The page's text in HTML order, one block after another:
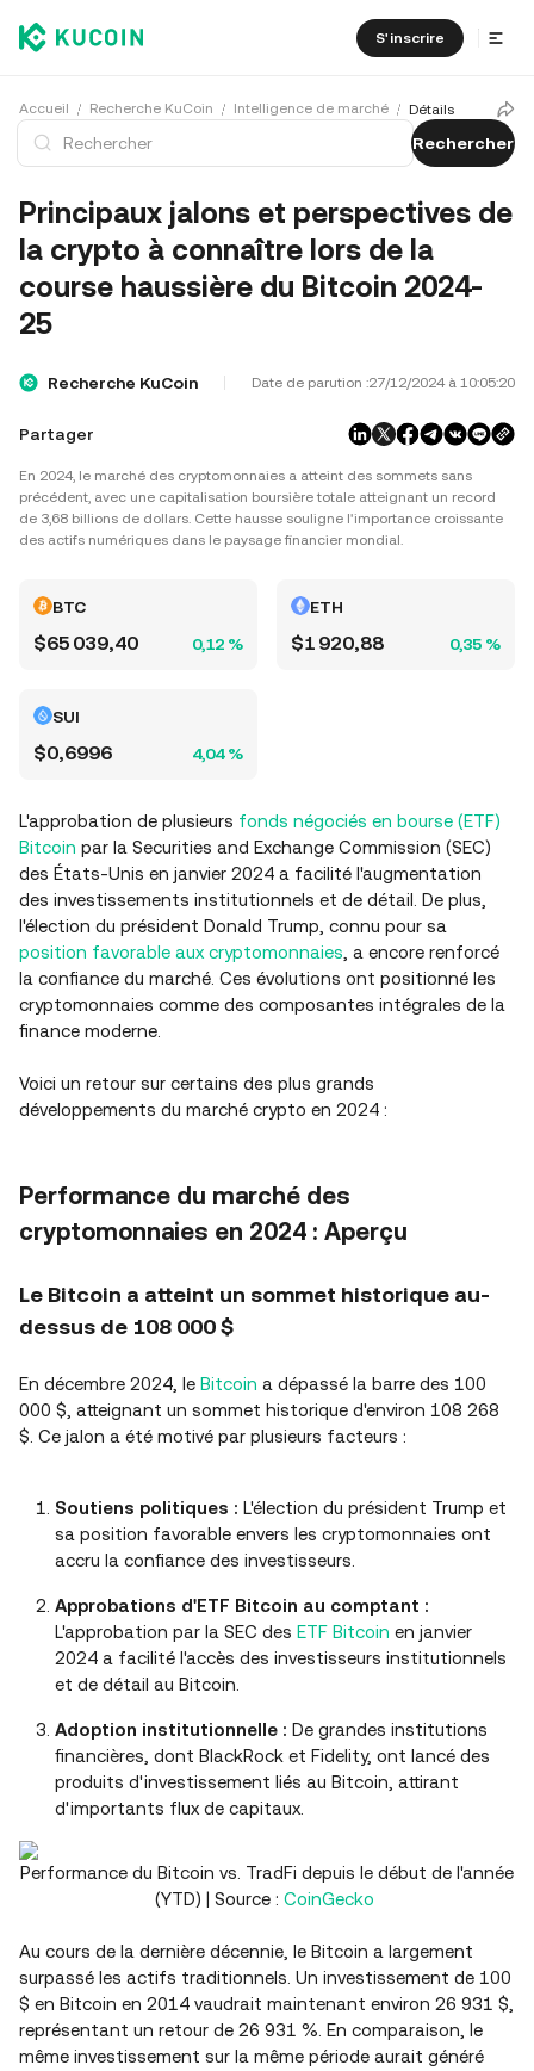
S'inscrire
Accueil Recherche KuCoin Intelligence de marché Détails
Rechercher
Principaux jalons et perspectives de
la crypto à connaître lors de la
course haussière du Bitcoin 2024-
25
Recherche KuCoin Date de parution :27/12/2024 à 10:05:20
Partager
En 2024, le marché des cryptomonnaies a atteint des sommets sans
précédent, avec une capitalisation boursière totale atteignant un record
de 3,68 billions de dollars. Cette hausse souligne l'importance croissante
des actifs numériques dans le paysage financier mondial.
BTC
$65 039,40 0,12 %
ETH
$1 920,88 0,35 %
SUI
$0,6996 4,04 %
L'approbation de plusieurs fonds négociés en bourse (ETF)
Bitcoin par la Securities and Exchange Commission (SEC)
des États-Unis en janvier 2024 a facilité l'augmentation
des investissements institutionnels et de détail. De plus,
l'élection du président Donald Trump, connu pour sa
position favorable aux cryptomonnaies , a encore renforcé
la confiance du marché. Ces évolutions ont positionné les
cryptomonnaies comme des composantes intégrales de la
finance moderne.
Voici un retour sur certains des plus grands
développements du marché crypto en 2024 :
Performance du marché des
cryptomonnaies en 2024 : Aperçu
Le Bitcoin a atteint un sommet historique au-
dessus de 108 000 $
En décembre 2024, le Bitcoin a dépassé la barre des 100
000 $, atteignant un sommet historique d'environ 108 268
$. Ce jalon a été motivé par plusieurs facteurs :
Soutiens politiques : L'élection du président Trump et
sa position favorable envers les cryptomonnaies ont
accru la confiance des investisseurs.
Approbations d'ETF Bitcoin au comptant :
L'approbation par la SEC des ETF Bitcoin en janvier
2024 a facilité l'accès des investisseurs institutionnels
et de détail au Bitcoin.
Adoption institutionnelle : De grandes institutions
financières, dont BlackRock et Fidelity, ont lancé des
produits d'investissement liés au Bitcoin, attirant
d'importants flux de capitaux.
Performance du Bitcoin vs. TradFi depuis le début de l'année
(YTD) | Source : CoinGecko
Au cours de la dernière décennie, le Bitcoin a largement
surpassé les actifs traditionnels. Un investissement de 100
$ en Bitcoin en 2014 vaudrait maintenant environ 26 931 $,
représentant un retour de 26 931 %. En comparaison, le
même investissement sur la même période aurait généré